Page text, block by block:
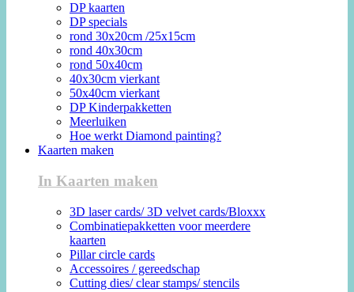
DP kaarten
DP specials
rond 30x20cm /25x15cm
rond 40x30cm
rond 50x40cm
40x30cm vierkant
50x40cm vierkant
DP Kinderpakketten
Meerluiken
Hoe werkt Diamond painting?
Kaarten maken
In Kaarten maken
3D laser cards/ 3D velvet cards/Bloxxx
Combinatiepakketten voor meerdere
kaarten
Pillar circle cards
Accessoires / gereedschap
Cutting dies/ clear stamps/ stencils